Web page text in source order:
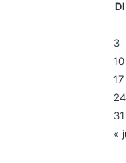
Dl
3
10
17
24
31
«